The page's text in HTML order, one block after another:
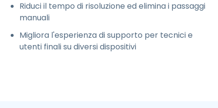
Riduci il tempo di risoluzione ed elimina i passaggi
manuali
Migliora l'esperienza di supporto per tecnici e
utenti finali su diversi dispositivi